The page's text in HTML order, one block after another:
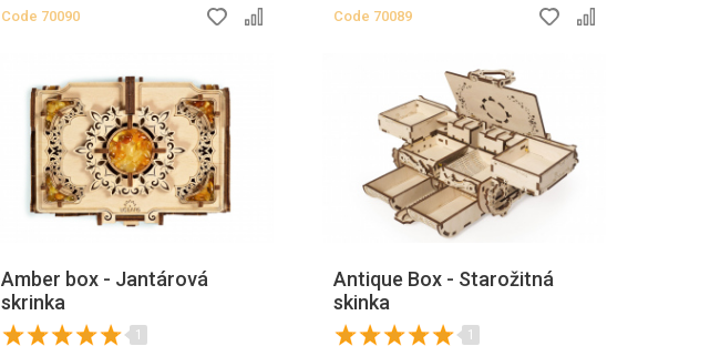
Сode 70090
Amber box - Jantárová
skrinka
1
Сode 70089
Antique Box - Starožitná
skinka
1